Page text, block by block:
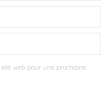
web pour une prochaine